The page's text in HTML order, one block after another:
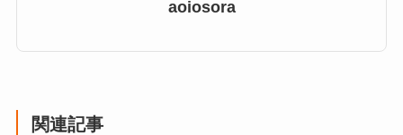
aoiosora
関連記事